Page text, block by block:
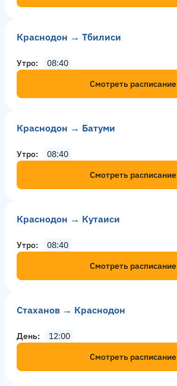
Краснодон → Тбилиси
Утро
08:40
Смотреть расписание
Краснодон → Батуми
Утро
08:40
Смотреть расписание
Краснодон → Кутаиси
Утро
08:40
Смотреть расписание
Стаханов → Краснодон
День
12:00
Смотреть расписание